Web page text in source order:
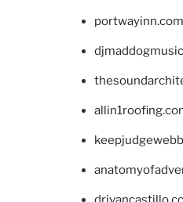
portwayinn.com